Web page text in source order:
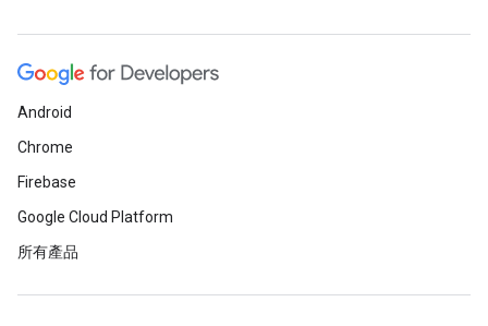
Android
Chrome
Firebase
Google Cloud Platform
所有產品